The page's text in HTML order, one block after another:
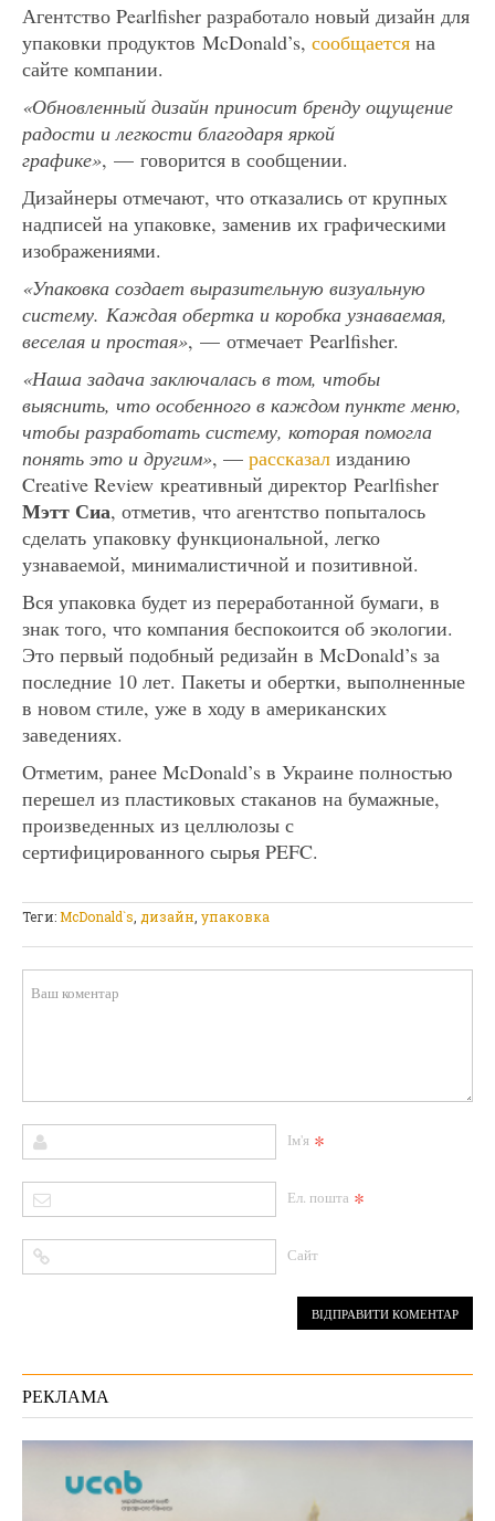
Агентство Pearlfisher разработало новый дизайн для
упаковки продуктов McDonald’s, сообщается на
сайте компании.
«Обновленный дизайн приносит бренду ощущение
радости и легкости благодаря яркой
графике», — говорится в сообщении.
Дизайнеры отмечают, что отказались от крупных
надписей на упаковке, заменив их графическими
изображениями.
«Упаковка создает выразительную визуальную
систему. Каждая обертка и коробка узнаваемая,
веселая и простая», — отмечает Pearlfisher.
«Наша задача заключалась в том, чтобы
выяснить, что особенного в каждом пункте меню,
чтобы разработать систему, которая помогла
понять это и другим», — рассказал изданию
Creative Review креативный директор Pearlfisher
Мэтт Сиа, отметив, что агентство попыталось
сделать упаковку функциональной, легко
узнаваемой, минималистичной и позитивной.
Вся упаковка будет из переработанной бумаги, в
знак того, что компания беспокоится об экологии.
Это первый подобный редизайн в McDonald’s за
последние 10 лет. Пакеты и обертки, выполненные
в новом стиле, уже в ходу в американских
заведениях.
Отметим, ранее McDonald’s в Украине полностью
перешел из пластиковых стаканов на бумажные,
произведенных из целлюлозы с
сертифицированного сырья PEFC.
Теги:McDonald`s дизайн упаковка
Ім'я *
Ел. пошта *
Сайт
РЕКЛАМА